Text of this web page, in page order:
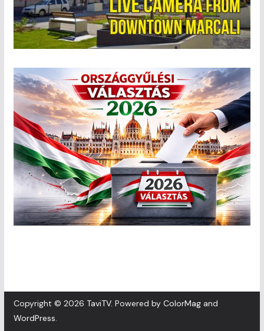
Copyright © 2026 TaviTV. Powered by ColorMagand
WordPress.